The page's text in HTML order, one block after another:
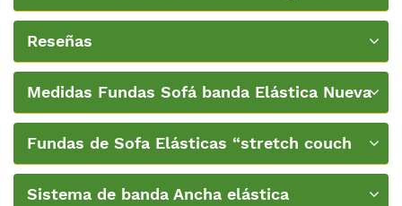
Reseñas
Medidas Fundas Sofá banda Elástica Nueva
Fundas de Sofa Elásticas “stretch couch
Sistema de banda Ancha elástica